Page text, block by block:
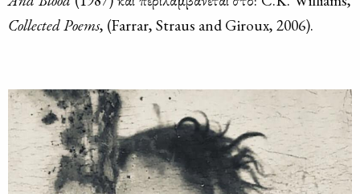
CollectedPoems, (Farrar, Straus and Giroux, 2006).